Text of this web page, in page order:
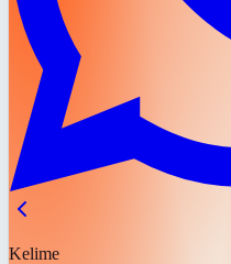
Kelime